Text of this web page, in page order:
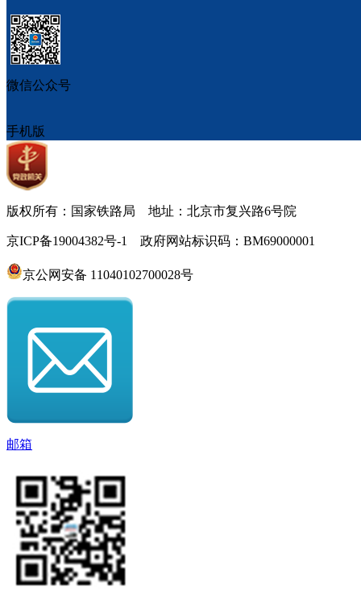
微信公众号
手机版
版权所有：国家铁路局 地址：北京市复兴路6号院
京ICP备19004382号-1 政府网站标识码：BM69000001
京公网安备 11040102700028号
邮箱